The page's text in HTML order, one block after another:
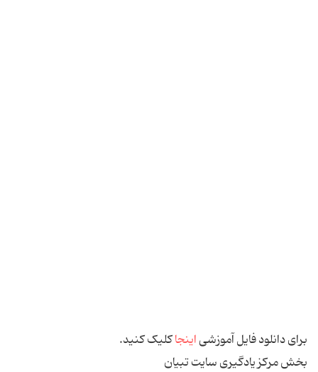
برای دانلود فایل آموزشیاینجاکلیک کنید.
بخش مرکز یادگیری سایت تبیان